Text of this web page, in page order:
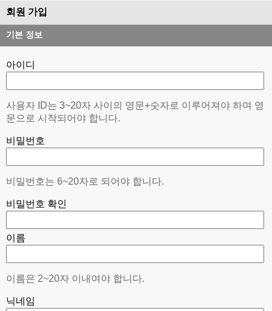
회원 가입
기본 정보
아이디
사용자 ID는 3~20자 사이의 영문+숫자로 이루어져야 하며 영
문으로 시작되어야 합니다.
비밀번호
비밀번호는 6~20자로 되어야 합니다.
비밀번호 확인
이름
이름은 2~20자 이내여야 합니다.
닉네임